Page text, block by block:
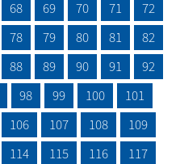
68 69 70 71
72
78 79 80 81
82
88 89 90 91
92
98 99 100
101
106 107 108
109
114 115 116
117